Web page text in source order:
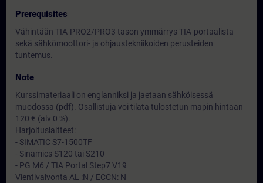
Prerequisites
Vähintään TIA-PRO2/PRO3 tason ymmärrys TIA-portaalista
sekä sähkömoottori- ja ohjaustekniikoiden perusteiden
tuntemus.
Note
Kurssimateriaali on englanniksi ja jaetaan sähköisessä
muodossa (pdf). Osallistuja voi tilata tulostetun mapin hintaan
120 € (alv 0 %).
Harjoituslaitteet:
- SIMATIC S7-1500TF
- Sinamics S120 tai S210
- PG M6 / TIA Portal Step7 V19
Vientivalvonta AL :N / ECCN: N